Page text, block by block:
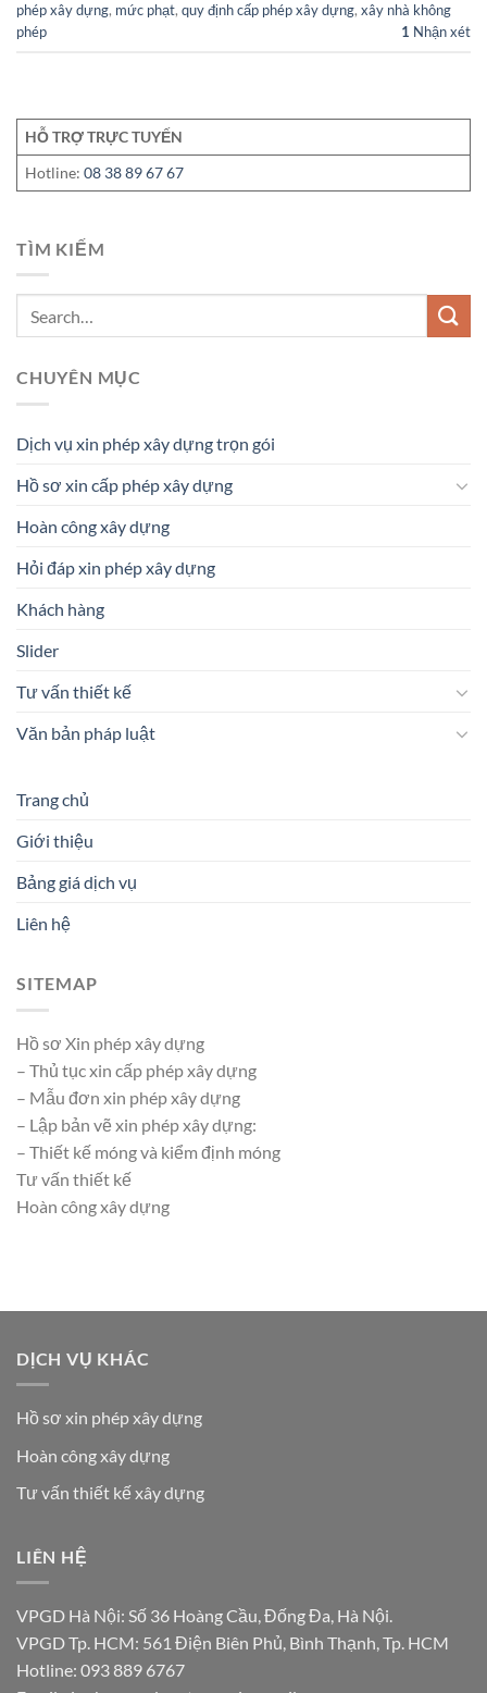
phép xây dựng, mức phạt, quy định cấp phép xây dựng, xây nhà không
phép
1 Nhận xét
HỖ TRỢ TRỰC TUYẾN
Hotline:08 38 89 67 67
TÌM KIẾM
CHUYÊN MỤC
Dịch vụ xin phép xây dựng trọn gói
Hồ sơ xin cấp phép xây dựng
Hoàn công xây dựng
Hỏi đáp xin phép xây dựng
Khách hàng
Slider
Tư vấn thiết kế
Văn bản pháp luật
Trang chủ
Giới thiệu
Bảng giá dịch vụ
Liên hệ
SITEMAP
Hồ sơ Xin phép xây dựng
– Thủ tục xin cấp phép xây dựng
– Mẫu đơn xin phép xây dựng
– Lập bản vẽ xin phép xây dựng:
– Thiết kế móng và kiểm định móng
Tư vấn thiết kế
Hoàn công xây dựng
DỊCH VỤ KHÁC
Hồ sơ xin phép xây dựng
Hoàn công xây dựng
Tư vấn thiết kế xây dựng
LIÊN HỆ
VPGD Hà Nội: Số 36 Hoàng Cầu, Đống Đa, Hà Nội.
VPGD Tp. HCM: 561 Điện Biên Phủ, Bình Thạnh, Tp. HCM
Hotline: 093 889 6767